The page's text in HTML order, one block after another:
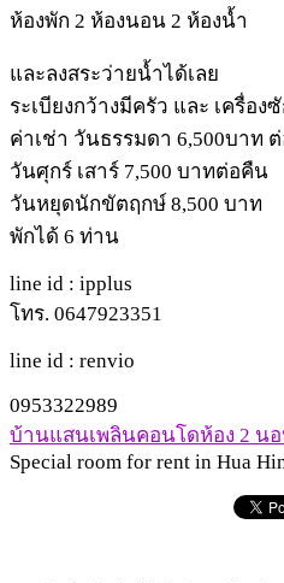
ห้องพัก 2 ห้องนอน 2 ห้องน้ำ
และลงสระว่ายน้ำได้เลย
ระเบียงกว้างมีครัว และ เครื่อง
ค่าเช่า วันธรรมดา 6,500บาท
วันศุกร์ เสาร์ 7,500 บาทต่อคืน
วันหยุดนักขัตฤกษ์ 8,500 บาท
พักได้ 6 ท่าน
line id : ipplus
โทร. 0647923351
line id : renvio
0953322989
บ้านแสนเพลินคอนโดห้อง 2 นอ
Special room for rent in Hua